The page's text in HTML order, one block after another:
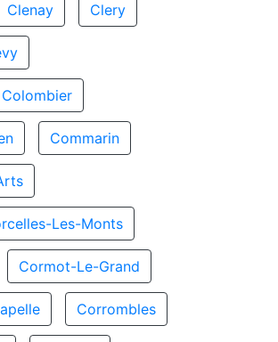
Clenay Clery
Colombier
Commarin
Les-Monts
Cormot-Le-Grand
Corrombles